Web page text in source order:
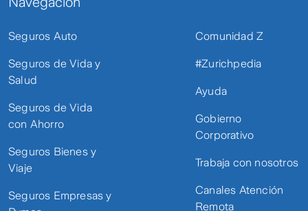
Seguros Auto
Seguros de Vida y
Salud
Seguros de Vida
con Ahorro
Seguros Bienes y
Viaje
Seguros Empresas y
Comunidad Z
#Zurichpedia
Ayuda
Gobierno
Corporativo
Trabaja con nosotros
Canales Atención
Remota